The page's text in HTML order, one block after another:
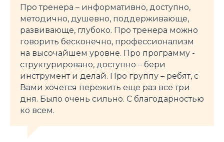
Про тренера – информативно, доступно,
методично, душевно, поддерживающе,
развивающе, глубоко. Про тренера можно
говорить бесконечно, профессионализм
на высочайшем уровне. Про программу -
структурировано, доступно – бери
инструмент и делай. Про группу – ребят, с
Вами хочется пережить еще раз все три
дня. Было очень сильно. С благодарностью
ко всем.